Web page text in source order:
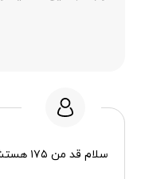
سلام قد من ۱۷۵ هستش به نظرتون شلوار کوتاه نمیشه؟